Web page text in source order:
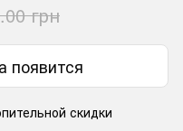
грн
появится
скидки